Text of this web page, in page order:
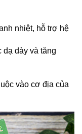
nhiệt, hỗ trợ hệ
dạ dày và tăng
vào cơ địa của